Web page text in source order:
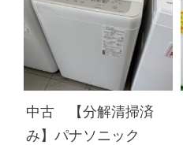
中古 【分解清掃済
み】パナソニック